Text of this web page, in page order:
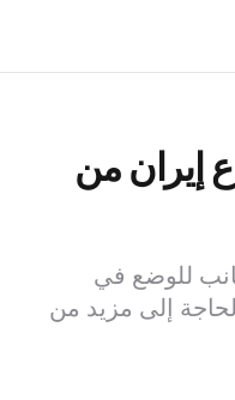
إيران من
للوضع في
إلى مزيد من